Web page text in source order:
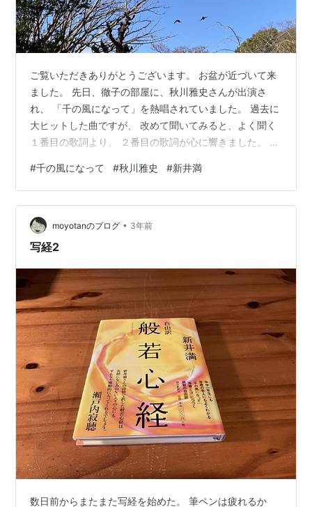
ご覧いただきありがとうございます。 お盆が近づいて来
ました。 先日、徹子の部屋に、秋川雅史さんが出演さ
れ、 「千の風になって」を熱唱されていました。 過去に
大ヒットした曲ですが、 改めて聞いてみると、よく聞く
１番目の歌詞より、 ２番目の歌詞が心に響きました。 秋
らめく雪になる朝は鳥になって あなたを目覚めさせる夜
は星になってあなたを見守る 本当に、旅立った身近な人
の魂が、見守ってくれているかのようです。 父が亡くな
って、初盆でのこと。 ご住職がお経を読み始めると、四
方に開け放たれた扉から、 どこからともなく風が優しく
#千の風になって #秋川雅史 #新井満
moyotanのブログ • 3年前
写経2
数日前からまたまた写経を始めた。 筆ペンは疲れるか